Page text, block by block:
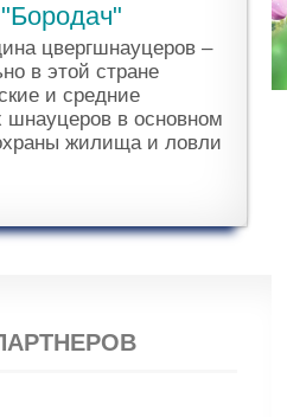
цвергшнауцеров –
в этой стране
и средние
в основном
жилища и ловли